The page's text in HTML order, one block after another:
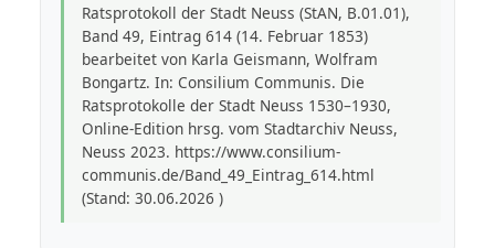
Ratsprotokoll der Stadt Neuss (StAN, B.01.01),
Band 49, Eintrag 614 (14. Februar 1853)
bearbeitet von Karla Geismann, Wolfram
Bongartz. In: Consilium Communis. Die
Ratsprotokolle der Stadt Neuss 1530–1930,
Online-Edition hrsg. vom Stadtarchiv Neuss,
Neuss 2023. https://www.consilium-
communis.de/Band_49_Eintrag_614.html
(Stand: 30.06.2026 )